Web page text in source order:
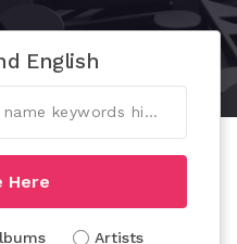
English
Here
Artists